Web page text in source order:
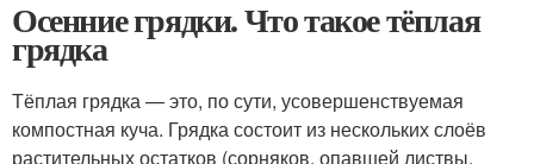
Осенние грядки. Что такое тёплая
грядка
Тёплая грядка — это, по сути, усовершенствуемая
компостная куча. Грядка состоит из нескольких слоёв
растительных остатков (сорняков, опавшей листвы,